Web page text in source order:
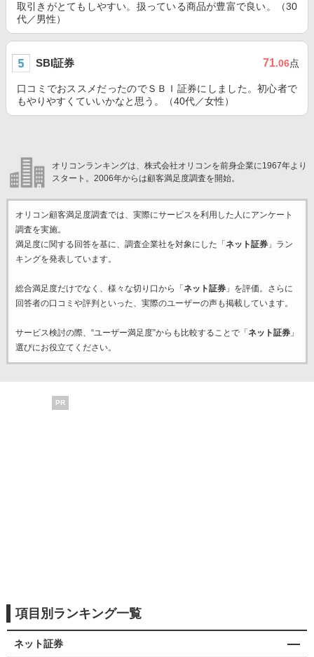
取引きがとてもしやすい。扱っている商品が豊富で良い。（30
代／男性）
SBI証券 71.06点
口コミでおススメだったのでＳＢＩ証券にしました。初心者で
もやりやすくていいかなと思う。（40代／女性）
オリコンランキングは、株式会社オリコンを前身企業に1967年より
スタート。2006年からは顧客満足度調査を開始。
オリコン顧客満足度調査では、実際にサービスを利用した 人にアンケート
調査を実施。
満足度に関する回答を基に、調査企業社を対象にした「 ネット証券」ラン
キングを発表しています。
総合満足度だけでなく、様々な切り口から「 ネット証券」を評価。さらに
回答者の口コミや評判といった、実際のユーザーの声も掲載しています。
サービス検討の際、“ユーザー満足度”からも比較することで「 ネット証券」
選びにお役立てください。
PR
項目別ランキング一覧
ネット証券